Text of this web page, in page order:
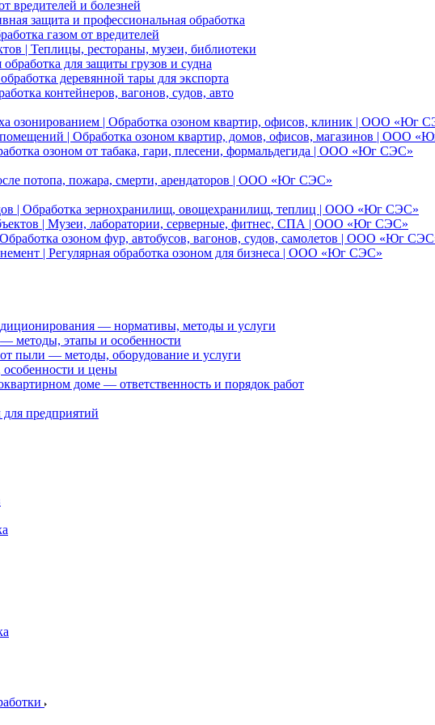
вредителей и болезней
защита и профессиональная обработка
газом от вредителей
| Теплицы, рестораны, музеи, библиотеки
для защиты грузов и судна
деревянной тары для экспорта
контейнеров, вагонов, судов, авто
озонированием | Обработка озоном квартир, офисов, клиник | ООО «Юг
| Обработка озоном квартир, домов, офисов, магазинов | ООО
озоном от табака, гари, плесени, формальдегида | ООО «Юг СЭС»
потопа, пожара, смерти, арендаторов | ООО «Юг СЭС»
| Обработка зернохранилищ, овощехранилищ, теплиц | ООО «Юг СЭС»
| Музеи, лаборатории, серверные, фитнес, СПА | ООО «Юг СЭС»
озоном фур, автобусов, вагонов, судов, самолетов | ООО «Юг
| Регулярная обработка озоном для бизнеса | ООО «Юг СЭС»
— нормативы, методы и услуги
методы, этапы и особенности
пыли — методы, оборудование и услуги
и цены
доме — ответственность и порядок работ
предприятий